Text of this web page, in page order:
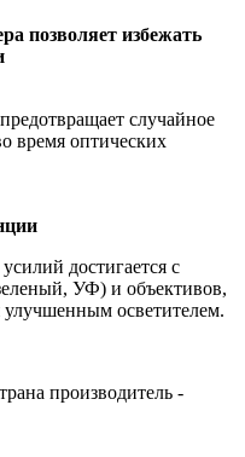
позволяет избежать
случайное
время оптических
достигается с
УФ) и объективов,
осветителем.
производитель -